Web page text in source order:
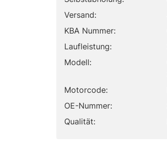
Versand:
KBA Nummer:
Laufleistung:
Modell:
Motorcode:
OE-Nummer:
Qualität: